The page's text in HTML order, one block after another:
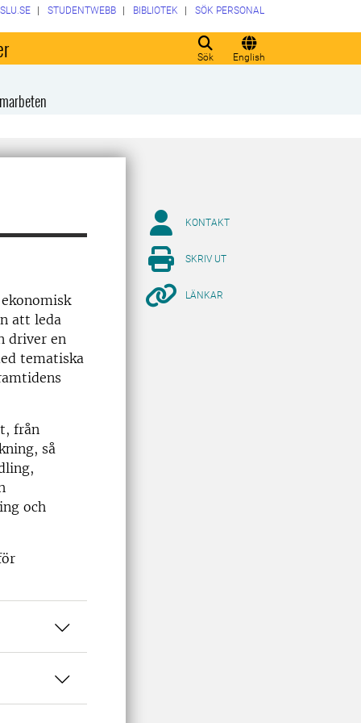
Sök English
SLU.SE STUDENTWEBB BIBLIOTEK SÖK PERSONAL
att leda
driver en
tematiska
från
så
och
KONTAKT
SKRIV UT
LÄNKAR